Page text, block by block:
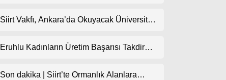
Ekonomi
Spor
Siirt Vakfı, Ankara’da Okuyacak Üniversite
Eruhlu Kadınların Üretim Başarısı Takdir
Son dakika | Siirt’te Ormanlık Alanlara